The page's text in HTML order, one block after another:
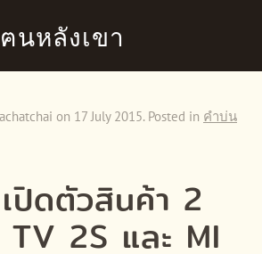
ฅนหลังเขา
on 17 July 2015. Posted in คำบ่น
ปิดตัวสินค้า 2
2S และ MI